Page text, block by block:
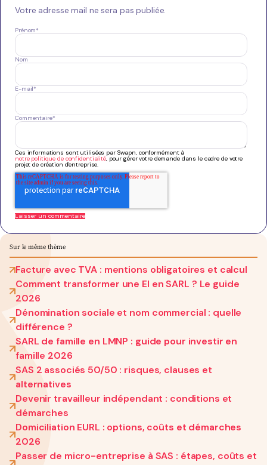
Votre adresse mail ne sera pas publiée.
Prénom*
Nom
E-mail*
Commentaire*
Ces informations sont utilisées par Swapn, conformément à
notre politique de confidentialité, pour gérer votre demande dans le cadre de votre
projet de création d'entreprise.
Sur le même thème
Facture avec TVA : mentions obligatoires et calcul
Comment transformer une EI en SARL ? Le guide
2026
Dénomination sociale et nom commercial : quelle
différence ?
SARL de famille en LMNP : guide pour investir en
famille 2026
SAS 2 associés 50/50 : risques, clauses et
alternatives
Devenir travailleur indépendant : conditions et
démarches
Domiciliation EURL : options, coûts et démarches
2026
Passer de micro-entreprise à SAS : étapes, coûts et